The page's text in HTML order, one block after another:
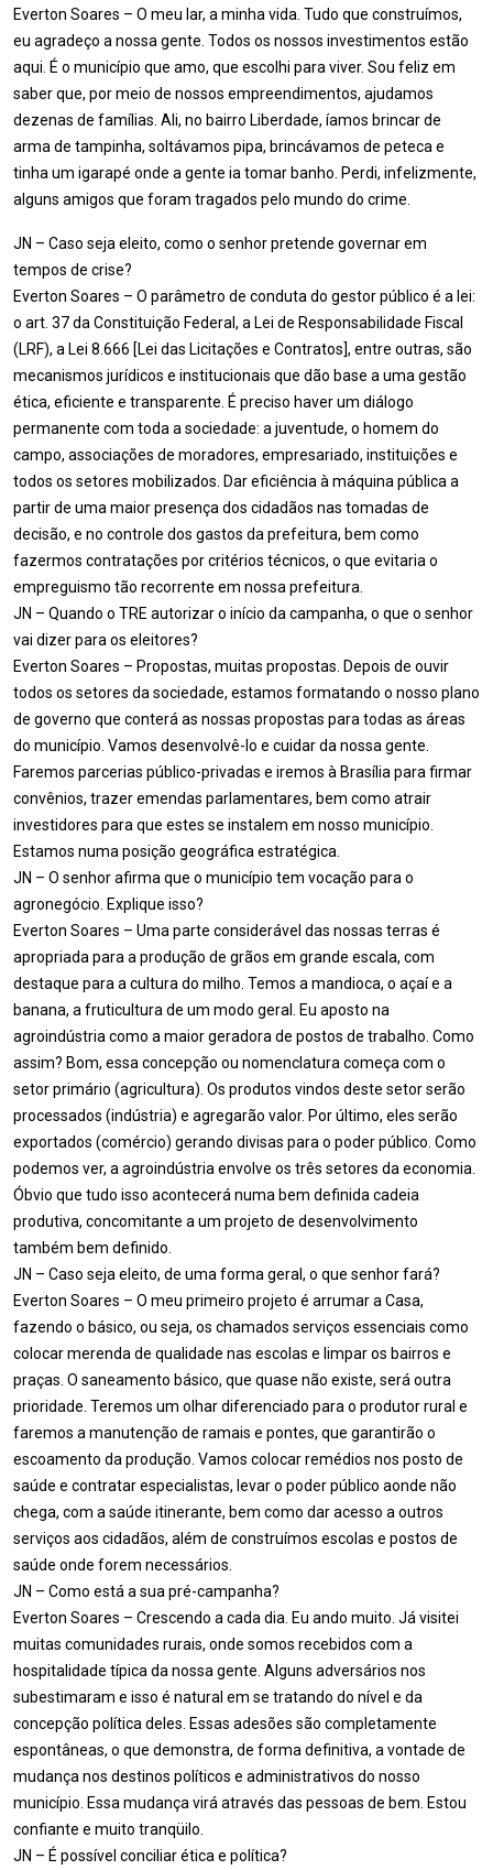
Everton Soares – O meu lar, a minha vida. Tudo que construímos,
eu agradeço a nossa gente. Todos os nossos investimentos estão
aqui. É o município que amo, que escolhi para viver. Sou feliz em
saber que, por meio de nossos empreendimentos, ajudamos
dezenas de famílias. Ali, no bairro Liberdade, íamos brincar de
arma de tampinha, soltávamos pipa, brincávamos de peteca e
tinha um igarapé onde a gente ia tomar banho. Perdi, infelizmente,
alguns amigos que foram tragados pelo mundo do crime.
JN – Caso seja eleito, como o senhor pretende governar em
tempos de crise?
Everton Soares – O parâmetro de conduta do gestor público é a lei:
o art. 37 da Constituição Federal, a Lei de Responsabilidade Fiscal
(LRF), a Lei 8.666 [Lei das Licitações e Contratos], entre outras, são
mecanismos jurídicos e institucionais que dão base a uma gestão
ética, eficiente e transparente. É preciso haver um diálogo
permanente com toda a sociedade: a juventude, o homem do
campo, associações de moradores, empresariado, instituições e
todos os setores mobilizados. Dar eficiência à máquina pública a
partir de uma maior presença dos cidadãos nas tomadas de
decisão, e no controle dos gastos da prefeitura, bem como
fazermos contratações por critérios técnicos, o que evitaria o
empreguismo tão recorrente em nossa prefeitura.
JN – Quando o TRE autorizar o início da campanha, o que o senhor
vai dizer para os eleitores?
Everton Soares – Propostas, muitas propostas. Depois de ouvir
todos os setores da sociedade, estamos formatando o nosso plano
de governo que conterá as nossas propostas para todas as áreas
do município. Vamos desenvolvê-lo e cuidar da nossa gente.
Faremos parcerias público-privadas e iremos à Brasília para firmar
convênios, trazer emendas parlamentares, bem como atrair
investidores para que estes se instalem em nosso município.
Estamos numa posição geográfica estratégica.
JN – O senhor afirma que o município tem vocação para o
agronegócio. Explique isso?
Everton Soares – Uma parte considerável das nossas terras é
apropriada para a produção de grãos em grande escala, com
destaque para a cultura do milho. Temos a mandioca, o açaí e a
banana, a fruticultura de um modo geral. Eu aposto na
agroindústria como a maior geradora de postos de trabalho. Como
assim? Bom, essa concepção ou nomenclatura começa com o
setor primário (agricultura). Os produtos vindos deste setor serão
processados (indústria) e agregarão valor. Por último, eles serão
exportados (comércio) gerando divisas para o poder público. Como
podemos ver, a agroindústria envolve os três setores da economia.
Óbvio que tudo isso acontecerá numa bem definida cadeia
produtiva, concomitante a um projeto de desenvolvimento
também bem definido.
JN – Caso seja eleito, de uma forma geral, o que senhor fará?
Everton Soares – O meu primeiro projeto é arrumar a Casa,
fazendo o básico, ou seja, os chamados serviços essenciais como
colocar merenda de qualidade nas escolas e limpar os bairros e
praças. O saneamento básico, que quase não existe, será outra
prioridade. Teremos um olhar diferenciado para o produtor rural e
faremos a manutenção de ramais e pontes, que garantirão o
escoamento da produção. Vamos colocar remédios nos posto de
saúde e contratar especialistas, levar o poder público aonde não
chega, com a saúde itinerante, bem como dar acesso a outros
serviços aos cidadãos, além de construímos escolas e postos de
saúde onde forem necessários.
JN – Como está a sua pré-campanha?
Everton Soares – Crescendo a cada dia. Eu ando muito. Já visitei
muitas comunidades rurais, onde somos recebidos com a
hospitalidade típica da nossa gente. Alguns adversários nos
subestimaram e isso é natural em se tratando do nível e da
concepção política deles. Essas adesões são completamente
espontâneas, o que demonstra, de forma definitiva, a vontade de
mudança nos destinos políticos e administrativos do nosso
município. Essa mudança virá através das pessoas de bem. Estou
confiante e muito tranqüilo.
JN – É possível conciliar ética e política?